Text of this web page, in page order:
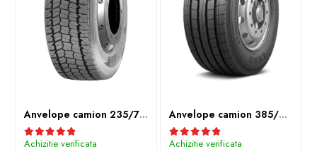
Anvelope camion 235/75R17.5 143/141J(144F) Westlake WDA2 TL M+S 3PMSF
Achizitie verificata
Anvelope camion 385/65R22.5 164K LEAO KTS300 24PR TL
Achizitie verificata